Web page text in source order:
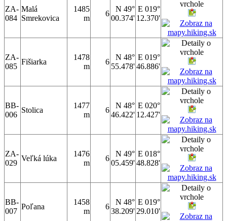
ZA-
084
Malá
Smrekovica
1485
m
6
N 49°
00.374'
E 019°
12.370'
ZA-
085
Fišiarka
1478
m
6
N 48°
55.478'
E 019°
46.886'
BB-
006
Stolica
1477
m
6
N 48°
46.422'
E 020°
12.427'
ZA-
029
Veľká lúka
1476
m
6
N 49°
05.459'
E 018°
48.828'
BB-
007
Poľana
1458
m
6
N 48°
38.209'
E 019°
29.010'